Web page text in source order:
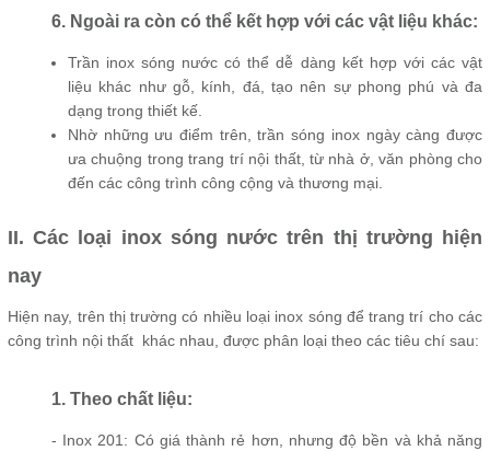
6. Ngoài ra còn có thể kết hợp với các vật liệu khác:
Trần inox sóng nước có thể dễ dàng kết hợp với các vật
liệu khác như gỗ, kính, đá, tạo nên sự phong phú và đa
dạng trong thiết kế.
Nhờ những ưu điểm trên, trần sóng inox ngày càng được
ưa chuộng trong trang trí nội thất, từ nhà ở, văn phòng cho
đến các công trình công cộng và thương mại.
II. Các loại inox sóng nước trên thị trường hiện
nay
Hiện nay, trên thị trường có nhiều loại inox sóng để trang trí cho các
công trình nội thất khác nhau, được phân loại theo các tiêu chí sau:
1. Theo chất liệu:
- Inox 201: Có giá thành rẻ hơn, nhưng độ bền và khả năng